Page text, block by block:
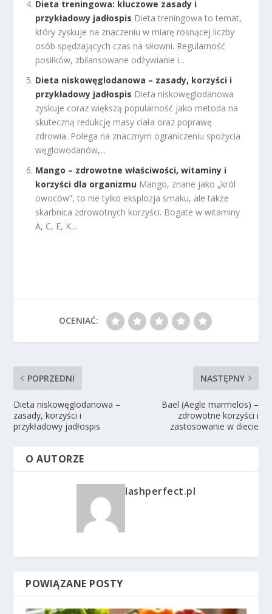
Dieta treningowa: kluczowe zasady i
przykładowy jadłospis Dieta treningowa to temat,
który zyskuje na znaczeniu w miarę rosnącej liczby
osób spędzających czas na siłowni. Regularność
posiłków, zbilansowane odżywianie i...
Dieta niskowęglodanowa – zasady, korzyści i
przykładowy jadłospis Dieta niskowęglodanowa
zyskuje coraz większą popularność jako metoda na
skuteczną redukcję masy ciała oraz poprawę
zdrowia. Polega na znacznym ograniczeniu spożycia
węglowodanów,...
Mango – zdrowotne właściwości, witaminy i
korzyści dla organizmu Mango, znane jako „król
owoców”, to nie tylko eksplozja smaku, ale także
skarbnica zdrowotnych korzyści. Bogate w witaminy
A, C, E, K...
OCENIAĆ:
POPRZEDNI
Dieta niskowęglodanowa –
zasady, korzyści i
przykładowy jadłospis
NASTĘPNY
Bael (Aegle marmelos) –
zdrowotne korzyści i
zastosowanie w diecie
O AUTORZE
lashperfect.pl
POWIĄZANE POSTY